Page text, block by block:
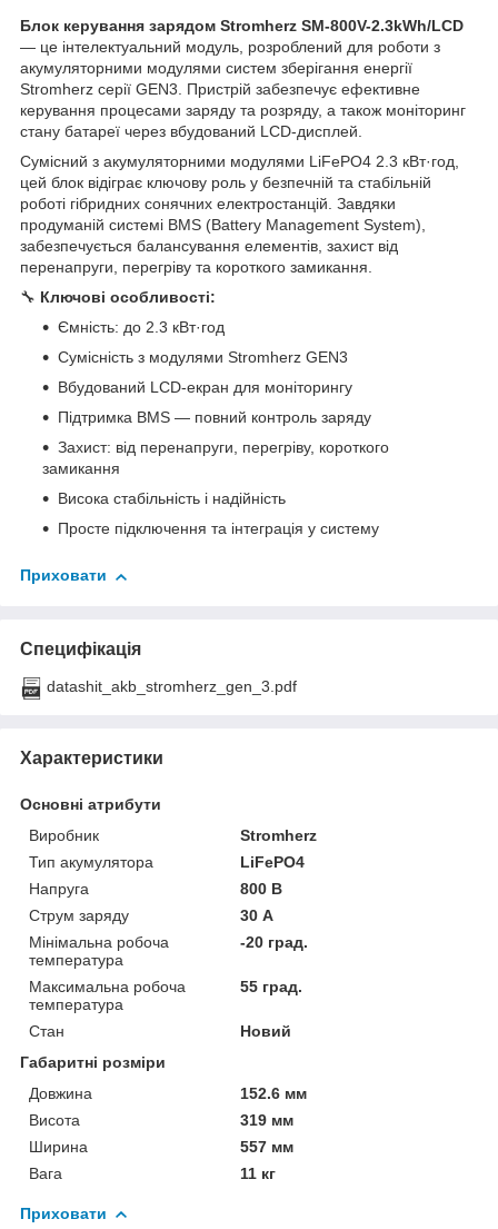
Блок керування зарядом Stromherz SM-800V-2.3kWh/LCD
— це інтелектуальний модуль, розроблений для роботи з
акумуляторними модулями систем зберігання енергії
Stromherz серії GEN3. Пристрій забезпечує ефективне
керування процесами заряду та розряду, а також моніторинг
стану батареї через вбудований LCD-дисплей.
Сумісний з акумуляторними модулями LiFePO4 2.3 кВт·год,
цей блок відіграє ключову роль у безпечній та стабільній
роботі гібридних сонячних електростанцій. Завдяки
продуманій системі BMS (Battery Management System),
забезпечується балансування елементів, захист від
перенапруги, перегріву та короткого замикання.
🔧 Ключові особливості:
Ємність: до 2.3 кВт·год
Сумісність з модулями Stromherz GEN3
Вбудований LCD-екран для моніторингу
Підтримка BMS — повний контроль заряду
Захист: від перенапруги, перегріву, короткого
замикання
Висока стабільність і надійність
Просте підключення та інтеграція у систему
Приховати
Специфікація
datashit_akb_stromherz_gen_3.pdf
Характеристики
Основні атрибути
Виробник
Stromherz
Тип акумулятора
LiFePO4
Напруга
800 В
Струм заряду
30 А
Мінімальна робоча
температура
-20 град.
Максимальна робоча
температура
55 град.
Стан
Новий
Габаритні розміри
Довжина
152.6 мм
Висота
319 мм
Ширина
557 мм
Вага
11 кг
Приховати